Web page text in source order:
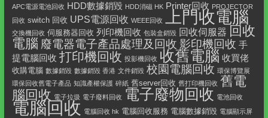
APC電源電池回收 HDD數據銷毀 HDD消磁 HK Printer回收 PROJECTOR
回收 switch 回收 UPS電源回收 WEEE回收 上門收電腦
交換機回收 伺服務器回收 列印機回收 包裝盒銷毀 回收伺服器 回收
電腦 廢電器電子產品處理及回收 影印機回收 手
提電腦回收 打印機回收 投影機回收 收舊電腦 收買佬
收購電腦 數據銷毀 數據銷毀 香港 文件銷毀 校園電腦回收 環保博覽展
環保回收舊電子產品 知識產權保護 碎紙 舊server回收 舊打印機回收 舊電
腦回收 電子垃圾 電子廢料回收 電子廢物回收 電池回收
電腦回收 電腦回收 hk 電腦回收服務 電腦數據銷毀 電腦顯示屏